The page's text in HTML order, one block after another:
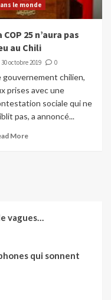
le monde
COP 25 n’aura pas
au Chili
30 octobre 2019 0
gouvernement chilien,
prises avec une
sociale qui ne
pas, a annoncé...
More
vagues…
qui sonnent